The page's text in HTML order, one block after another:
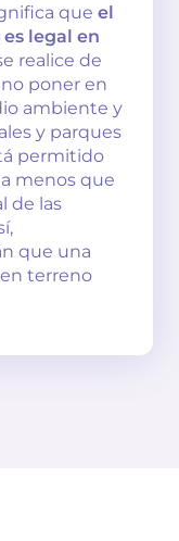
que el
legal en
realice de
poner en
ambiente y
y parques
permitido
menos que
de las
que una
terreno